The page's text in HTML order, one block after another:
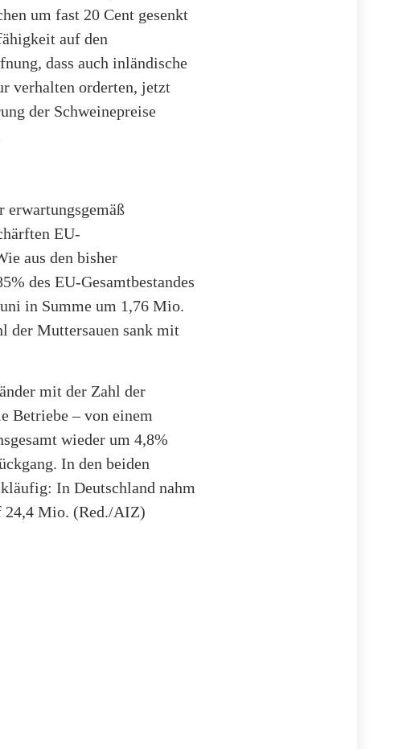
um fast 20 Cent gesenkt
auf den
dass auch inländische
verhalten orderten, jetzt
der Schweinepreise
erwartungsgemäß
EU-
aus den bisher
des EU-Gesamtbestandes
in Summe um 1,76 Mio.
der Muttersauen sank mit
mit der Zahl der
Betriebe – von einem
wieder um 4,8%
In den beiden
In Deutschland nahm
24,4 Mio. (Red./AIZ)